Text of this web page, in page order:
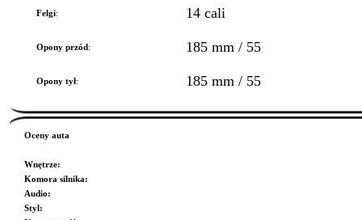
Felgi: 14 cali
Opony przód: 185 mm / 55
Opony tył: 185 mm / 55
Oceny auta
Wnętrze:
Komora silnika:
Audio:
Styl: